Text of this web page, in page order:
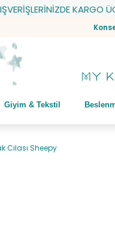
KARGO
Giyim & Tekstil
Cilası Sheepy